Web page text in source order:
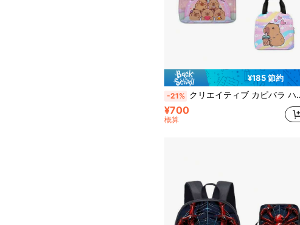
¥185 節約
-21% クリエイティブ カピバラ ハンドバッグ ビーチバッグ、ガールズハンドバッグ、ガールズ旅行必需品、学校、オフィス、アウトドアピクニック、様々な用途に適しています
¥700
概算